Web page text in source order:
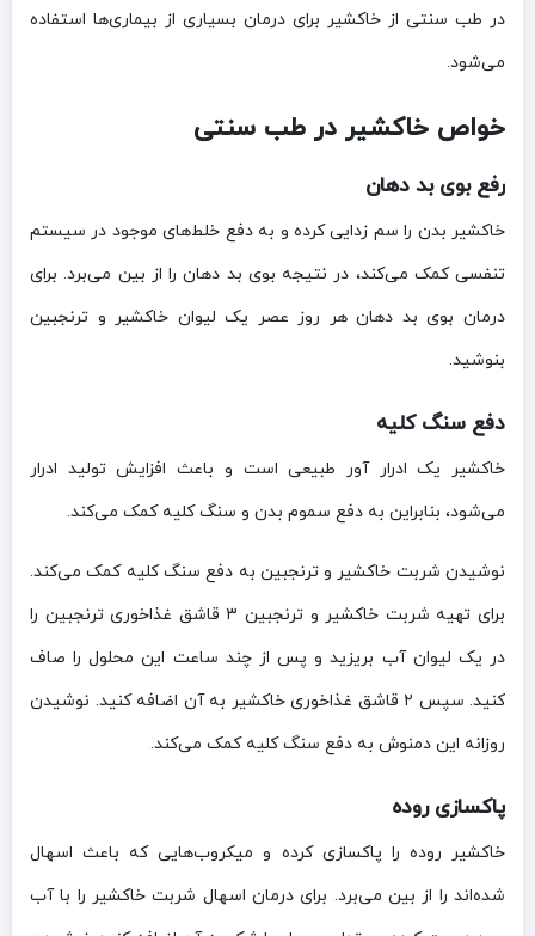
در طب سنتی از خاکشیر برای درمان بسیاری از بیماری‌ها استفاده
می‌شود.
خواص خاکشیر در طب سنتی
رفع بوی بد دهان
خاکشیر بدن را سم زدایی کرده و به دفع خلط‌های موجود در سیستم
تنفسی کمک می‌کند، در نتیجه بوی بد دهان را از بین می‌برد. برای
درمان بوی بد دهان هر روز عصر یک لیوان خاکشیر و ترنجبین
بنوشید.
دفع سنگ کلیه
خاکشیر یک ادرار آور طبیعی است و باعث افزایش تولید ادرار
می‌شود، بنابراین به دفع سموم بدن و سنگ کلیه کمک می‌کند.
نوشیدن شربت خاکشیر و ترنجبین به دفع سنگ کلیه کمک می‌کند.
برای تهیه شربت خاکشیر و ترنجبین ۳ قاشق غذاخوری ترنجبین را
در یک لیوان آب بریزید و پس از چند ساعت این محلول را صاف
کنید. سپس ۲ قاشق غذاخوری خاکشیر به آن اضافه کنید. نوشیدن
روزانه این دمنوش به دفع سنگ کلیه کمک می‌کند.
پاکسازی روده
خاکشیر روده را پاکسازی کرده و میکروب‌هایی که باعث اسهال
شده‌اند را از بین می‌برد. برای درمان اسهال شربت خاکشیر را با آب